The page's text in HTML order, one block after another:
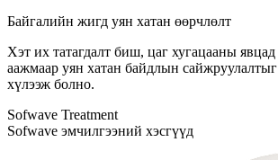
Байгалийн жигд уян хатан өөрчлөлт
Хэт их татагдалт биш, цаг хугацааны явцад
аажмаар уян хатан байдлын сайжруулалтыг
хүлээж болно.
Sofwave Treatment
Sofwave эмчилгээний хэсгүүд